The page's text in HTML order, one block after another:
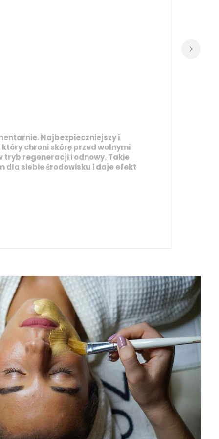
Najbezpieczniejszy i
chroni skórę przed wolnymi
regeneracji i odnowy. Takie
dla siebie środowisku i daje efekt